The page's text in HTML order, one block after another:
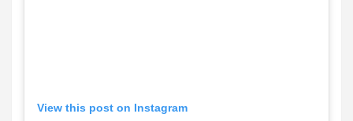
View this post on Instagram